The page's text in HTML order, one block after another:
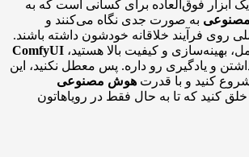
یک ابزار فوق‌العاده برای کسانی است که به
مصنوعی به صورت جدی نگاه می‌کنند و
روی فرآیند خلاقانه خودشون داشته باشند.
بهینه‌سازی و کیفیت بالا هستید، ComfyUI
و یادگیری رو داره. پس معطل نکنید، این
کنید و با قدرت هوش مصنوعی
کنید که تا به حال فقط در رویاهاتون